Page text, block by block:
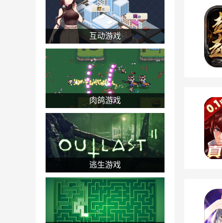
互动游戏
肉鸽游戏
逃生游戏